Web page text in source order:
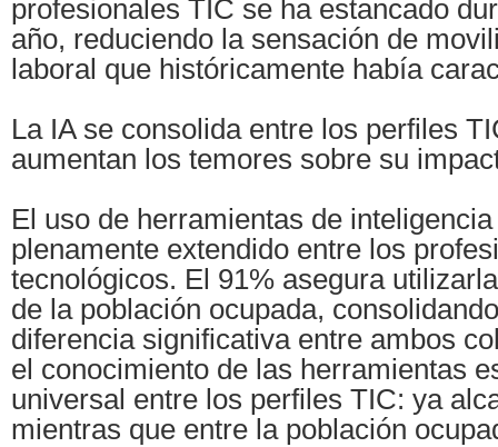
profesionales TIC se ha estancado
año, reduciendo la sensación de
laboral que históricamente había
La IA se consolida entre los perfiles
aumentan los temores sobre su
El uso de herramientas de
plenamente extendido entre los
tecnológicos. El 91% asegura
de la población ocupada,
diferencia significativa entre ambos
el conocimiento de las herramientas
universal entre los perfiles TIC: ya
mientras que entre la población